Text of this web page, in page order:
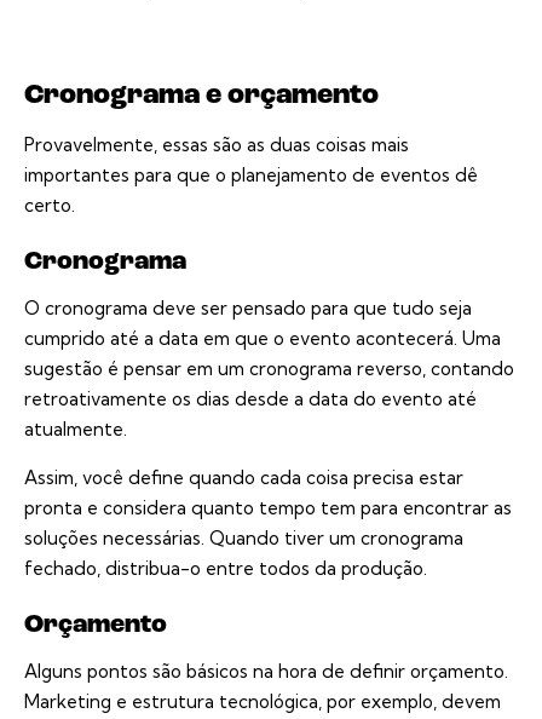
Cronograma e orçamento
Provavelmente, essas são as duas coisas mais
importantes para que o planejamento de eventos dê
certo.
Cronograma
O cronograma deve ser pensado para que tudo seja
cumprido até a data em que o evento acontecerá. Uma
sugestão é pensar em um cronograma reverso, contando
retroativamente os dias desde a data do evento até
atualmente.
Assim, você define quando cada coisa precisa estar
pronta e considera quanto tempo tem para encontrar as
soluções necessárias. Quando tiver um cronograma
fechado, distribua-o entre todos da produção.
Orçamento
Alguns pontos são básicos na hora de definir orçamento.
Marketing e estrutura tecnológica, por exemplo, devem